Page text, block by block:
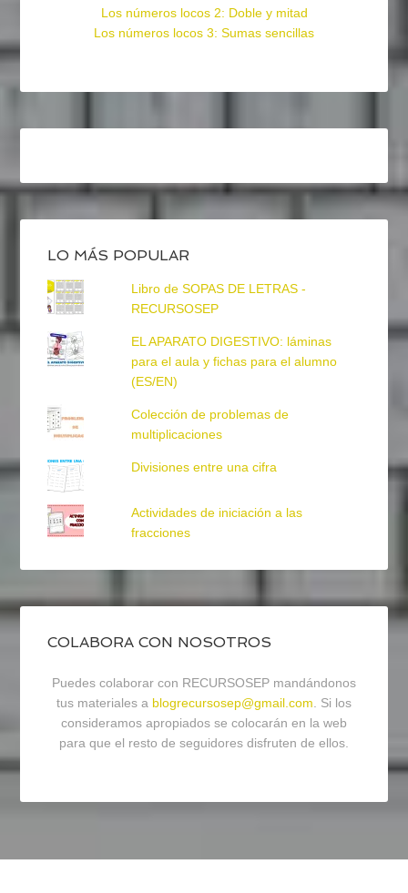
Los números locos 2: Doble y mitad
Los números locos 3: Sumas sencillas
LO MÁS POPULAR
Libro de SOPAS DE LETRAS -
RECURSOSEP
EL APARATO DIGESTIVO: láminas
para el aula y fichas para el alumno
(ES/EN)
Colección de problemas de
multiplicaciones
Divisiones entre una cifra
Actividades de iniciación a las
fracciones
COLABORA CON NOSOTROS
Puedes colaborar con RECURSOSEP mandándonos
tus materiales a blogrecursosep@gmail.com. Si los
consideramos apropiados se colocarán en la web
para que el resto de seguidores disfruten de ellos.